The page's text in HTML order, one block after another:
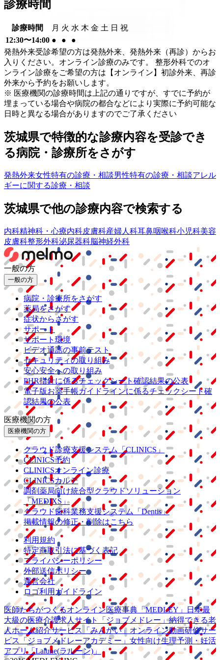
診療時間
診療時間 月 火 水 木 金 土 日 祝
12:30〜14:00 ● ●
●
発熱外来受診希望の方は発熱外来、発熱外来（再診）からお
入りください。オンライン診療のみです。 整形外科でのオ
ンライン診療をご希望の方は【オンライン】初診外来、再診
外来から予約をお願いします。
※ 医療機関の診療時間は上記の通りですが、すでに予約が
埋まっている場合や病院の都合などにより実際に予約可能な
日時と異なる場合がありますのでご了承ください
茨城県で特徴的な診療内容を受診でき
る病院・診療所をさがす
発熱外来女性特有の診療・相談男性特有の診療・相談アレル
ギーに関する診療・相談
茨城県で他の診療内容で検索する
内科精神科・心療内科皮膚科産婦人科耳鼻咽喉科小児科美容
皮膚科整形外科泌尿器科脳神経外科
一般の方
一般の方
病院・診療所をさがす
薬局をさがす
症状からさがす
サポート
サポート環境
ビデオ通話の事前テスト
セキュリティの取り組み
安心安全への取り組み
PHR指針に係るチェックシート確認結果の公表
電子版お薬手帳ガイドラインに係るチェックシート確
認結果の公表
医療機関の方
医療機関の方
クラウド診療支援システム
「CLINICS」
CLINICS予約
CLINICSオンライン診療
CLINICSカルテ
調剤薬局向け統合型クラウドソリューション
「MEDIXS」
クラウド歯科業務支援システム
「Dentis」
掲載情報の修正・削除はこちら
利用規約
特定商取引法に基づく表記
プライバシーポリシー
外部送信ポリシー
運営会社
ロゴ利用ガイドライン
医師たちがつくるオンライン医療事典 「MEDLEY」
日本最
大級の医療介護求人サイト 「ジョブメドレー」納得できる老
人ホーム紹介サービス
「みんかい」 オンライン動画研修サー
ビス
「ジョブメドレーアカデミー」 女性向け生理予測・妊活
アプリ「Lalune(ラルーン)」